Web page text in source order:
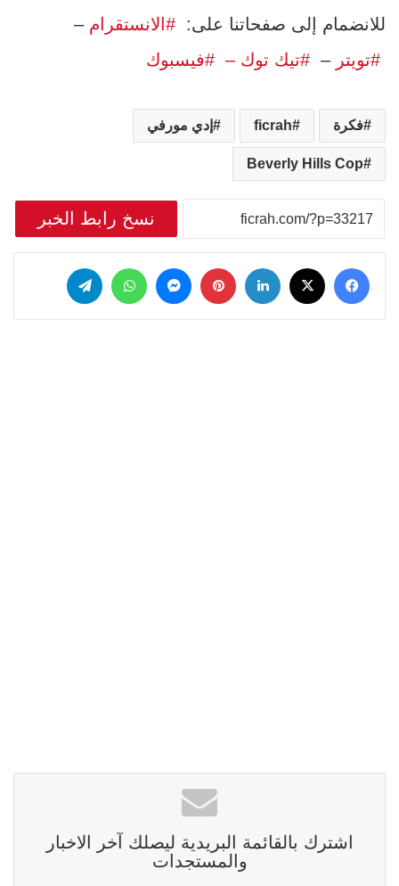
للانضمام إلى صفحاتنا على: #الانستقرام –
#تويتر – #تيك توك – #فيسبوك
فكرة ficrah إدي مورفي
Beverly Hills Cop
نسخ رابط الخبر
فيسبوك لينكدإن بينتيريست
ماسنجر واتساب
اشترك بالقائمة البريدية ليصلك آخر الاخبار
والمستجدات